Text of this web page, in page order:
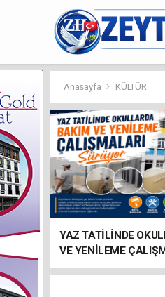
Anasayfa KÜLTÜR
YAZ TATİLİNDE
VE YENİLEME
SÜRÜYOR